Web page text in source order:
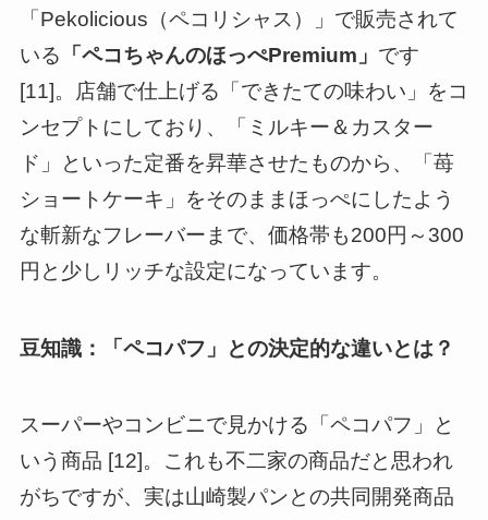
「Pekolicious（ペコリシャス）」で販売されて
いる 「ペコちゃんのほっぺPremium」 です
[11]。店舗で仕上げる「できたての味わい」をコ
ンセプトにしており、「ミルキー＆カスター
ド」といった定番を昇華させたものから、「苺
ショートケーキ」をそのままほっぺにしたよう
な斬新なフレーバーまで、価格帯も200円～300
円と少しリッチな設定になっています。
豆知識：「ペコパフ」との決定的な違いとは？
スーパーやコンビニで見かける「ペコパフ」と
いう商品 [12]。これも不二家の商品だと思われ
がちですが、実は山崎製パンとの共同開発商品